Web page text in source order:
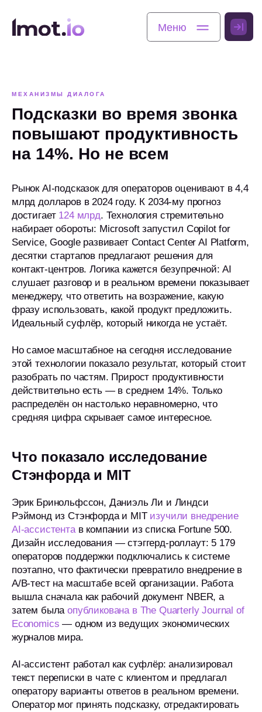
МЕХАНИЗМЫ ДИАЛОГА
Подсказки во время звонка
повышают продуктивность
на 14%. Но не всем
Рынок AI-подсказок для операторов оценивают в 4,4
млрд долларов в 2024 году. К 2034-му прогноз
достигает 124 млрд. Технология стремительно
набирает обороты: Microsoft запустил Copilot for
Service, Google развивает Contact Center AI Platform,
десятки стартапов предлагают решения для
контакт-центров. Логика кажется безупречной: AI
слушает разговор и в реальном времени показывает
менеджеру, что ответить на возражение, какую
фразу использовать, какой продукт предложить.
Идеальный суфлёр, который никогда не устаёт.
Но самое масштабное на сегодня исследование
этой технологии показало результат, который стоит
разобрать по частям. Прирост продуктивности
действительно есть — в среднем 14%. Только
распределён он настолько неравномерно, что
средняя цифра скрывает самое интересное.
Что показало исследование
Стэнфорда и MIT
Эрик Бринольфссон, Даниэль Ли и Линдси
Рэймонд из Стэнфорда и MIT изучили внедрение
AI-ассистентав компании из списка Fortune 500.
Дизайн исследования — стэггерд-роллаут: 5 179
операторов поддержки подключались к системе
поэтапно, что фактически превратило внедрение в
A/B-тест на масштабе всей организации. Работа
вышла сначала как рабочий документ NBER, а
затем былаопубликована в The Quarterly Journal of
Economics — одном из ведущих экономических
журналов мира.
AI-ассистент работал как суфлёр: анализировал
текст переписки в чате с клиентом и предлагал
оператору варианты ответов в реальном времени.
Оператор мог принять подсказку, отредактировать